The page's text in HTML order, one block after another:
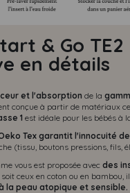
& Go TE2
en détails
et l'absorption de la
conçue à partir de matériaux
1 est idéale pour les bébés à
Tex garantit l'innocuité
(tissu, boutons pressions, fils,
vous est proposée avec des
soit ceux en coton ou en bambou,
la peau atopique et sensible.